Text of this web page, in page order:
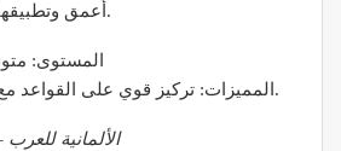
أعمق وتطبيقها في الكتابة والمحادثة.
المستوى:
المميزات: تركيز قوي على القواعد مع أمثلة توضيحية.
الألمانية